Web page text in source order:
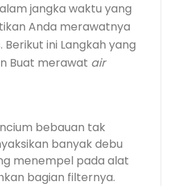
jangka waktu yang
Anda merawatnya
ini Langkah yang
Buat merawat air
bebauan tak
banyak debu
menempel pada alat
bagian filternya.